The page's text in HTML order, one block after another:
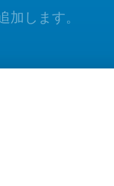
します。